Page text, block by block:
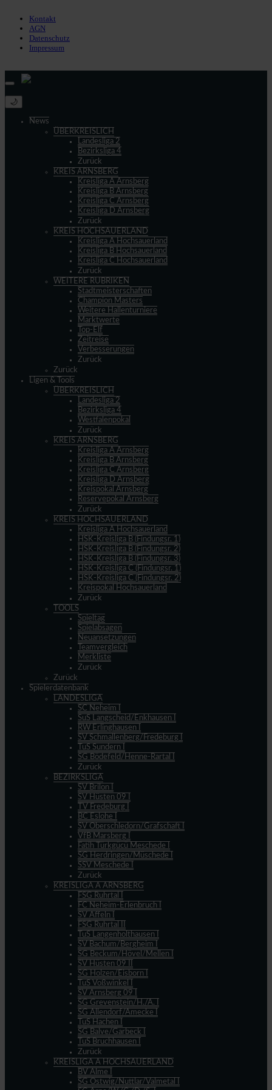
Kontakt
AGN
Datenschutz
Impressum
🌙
News
ÜBERKREISLICH
Landesliga 2
Bezirksliga 4
Zurück
KREIS ARNSBERG
Kreisliga A Arnsberg
Kreisliga B Arnsberg
Kreisliga C Arnsberg
Kreisliga D Arnsberg
Zurück
KREIS HOCHSAUERLAND
Kreisliga A Hochsauerland
Kreisliga B Hochsauerland
Kreisliga C Hochsauerland
Zurück
WEITERE RUBRIKEN
Stadtmeisterschaften
Champion Masters
Weitere Hallenturniere
Marktwerte
Top-Elf
Zeitreise
Verbesserungen
Zurück
Zurück
Ligen & Tools
ÜBERKREISLICH
Landesliga 2
Bezirksliga 4
Westfalenpokal
Zurück
KREIS ARNSBERG
Kreisliga A Arnsberg
Kreisliga B Arnsberg
Kreisliga C Arnsberg
Kreisliga D Arnsberg
Kreispokal Arnsberg
Reservepokal Arnsberg
Zurück
KREIS HOCHSAUERLAND
Kreisliga A Hochsauerland
HSK-Kreisliga B (Findungsr. 1)
HSK-Kreisliga B (Findungsr. 2)
HSK-Kreisliga B (Findungsr. 3)
HSK-Kreisliga C (Findungsr. 1)
HSK-Kreisliga C (Findungsr. 2)
Kreispokal Hochsauerland
Zurück
TOOLS
Spieltag
Spielabsagen
Neuansetzungen
Teamvergleich
Merkliste
Zurück
Zurück
Spielerdatenbank
LANDESLIGA
SC Neheim I
SuS Langscheid/Enkhausen I
RW Erlinghausen I
SV Schmallenberg/Fredeburg I
TuS Sundern I
SG Bödefeld/Henne-Rartal I
Zurück
BEZIRKSLIGA
SV Brilon I
SV Hüsten 09 I
TV Fredeburg I
BC Eslohe I
SV Oberschledorn/Grafschaft I
VfB Marsberg I
Fatih Türkgücü Meschede I
SG Herdringen/Müschede I
SSV Meschede I
Zurück
KREISLIGA A ARNSBERG
FSG Ruhrtal I
FC Neheim-Erlenbruch I
SV Affeln I
FSG Ruhrtal II
TuS Langenholthausen I
SV Bachum/Bergheim I
SG Beckum/Hövel/Mellen I
SV Hüsten 09 II
SG Holzen/Eisborn I
TuS Voßwinkel I
SV Arnsberg 09 I
SG Grevenstein/H./A. I
SG Allendorf/Amecke I
TuS Hachen I
SG Balve/Garbeck I
TuS Bruchhausen I
Zurück
KREISLIGA A HOCHSAUERLAND
BV Alme I
SG Ostwig/Nuttlar/Valmetal I